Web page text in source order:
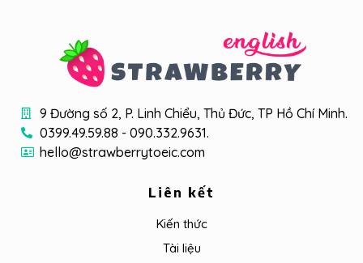
9 Đường số 2, P. Linh Chiểu, Thủ Đức, TP Hồ Chí Minh.
0399.49.59.88 - 090.332.9631.
hello@strawberrytoeic.com
Liên kết
Kiến thức
Tài liệu